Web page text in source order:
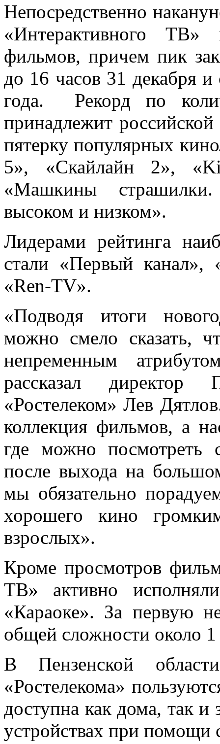
Непосредственно
«Интерактивного
фильмов, причем пик
до 16 часов 31 декабря
года. Рекорд по
принадлежит
пятерку популярных
5», «Скайлайн 2»,
«Машкины
высоком и низком».
Лидерами рейтинга
стали «Первый
«Ren-TV».
«Подводя итоги
можно смело сказать,
непременным
рассказал директор
«Ростелеком» Лев
коллекция фильмов, а
где можно посмотреть
после выхода на
мы обязательно
хорошего кино
взрослых».
Кроме просмотров
ТВ» активно
«Караоке». За первую
общей сложности около
В Пензенской
«Ростелекома»
доступна как дома, так
устройствах при помощи